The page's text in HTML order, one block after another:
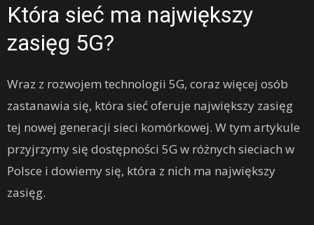
Która sieć ma największy
zasięg 5G?
Wraz z rozwojem technologii 5G, coraz więcej osób
zastanawia się, która sieć oferuje największy zasięg
tej nowej generacji sieci komórkowej. W tym artykule
przyjrzymy się dostępności 5G w różnych sieciach w
Polsce i dowiemy się, która z nich ma największy
zasięg.